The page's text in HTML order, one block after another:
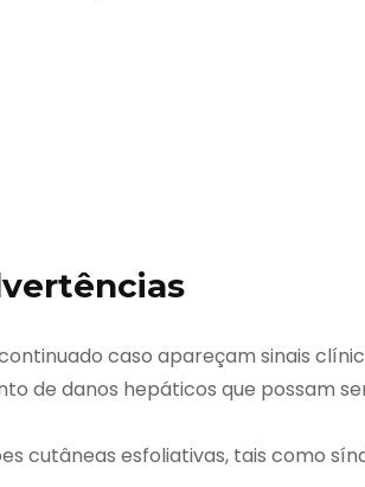
caso apareçam sinais
de danos hepáticos que possam
cutâneas esfoliativas, tais como